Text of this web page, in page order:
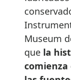
Museum
que la